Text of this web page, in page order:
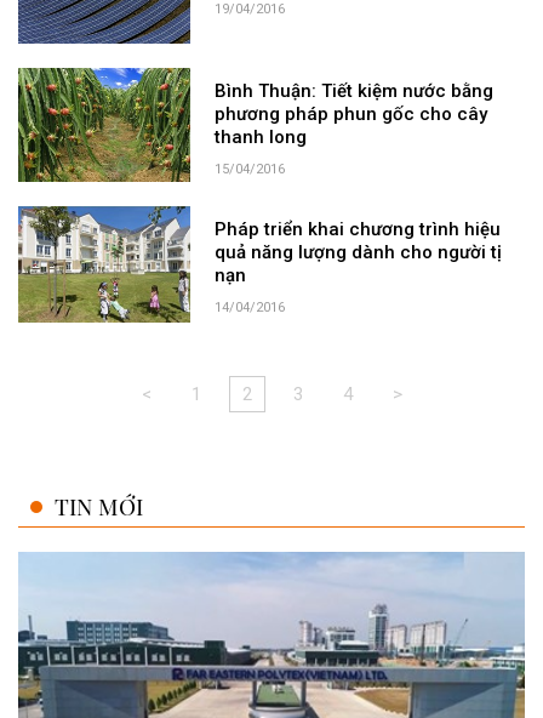
19/04/2016
Bình Thuận: Tiết kiệm nước bằng
phương pháp phun gốc cho cây
thanh long
15/04/2016
Pháp triển khai chương trình hiệu
quả năng lượng dành cho người tị
nạn
14/04/2016
< 1 2 3 4 >
TIN MỚI